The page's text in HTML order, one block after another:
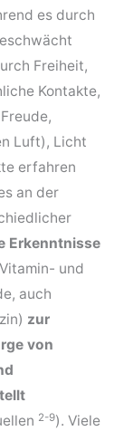
es durch
Freiheit,
Kontakte,
Luft), Licht
erfahren
an der
Erkenntnisse
und
auch
zur
von
2-9). Viele